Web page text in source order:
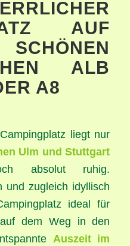
AUF
ALB
A8
liegt nur
Ulm und Stuttgart
absolut ruhig.
und zugleich idyllisch
ideal für
auf dem Weg in den
Auszeit im